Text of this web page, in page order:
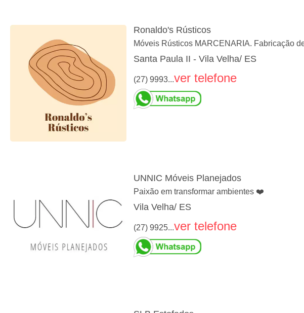
Ronaldo's Rústicos
Móveis Rústicos MARCENARIA. Fabricação
Santa Paula II - Vila Velha/ ES
(27) 9993...ver telefone
UNNIC Móveis Planejados
Paixão em transformar ambientes ❤️
Vila Velha/ ES
(27) 9925...ver telefone